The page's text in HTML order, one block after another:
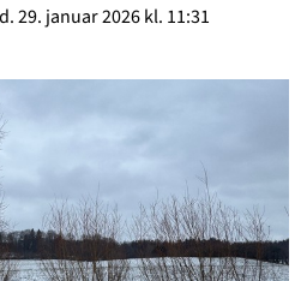
29. januar 2026 kl. 11:31